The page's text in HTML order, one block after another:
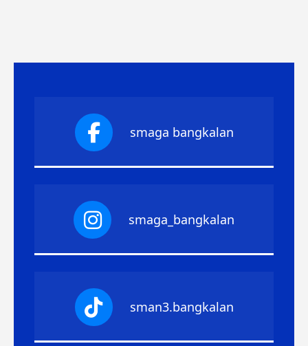
smaga bangkalan
smaga_bangkalan
sman3.bangkalan